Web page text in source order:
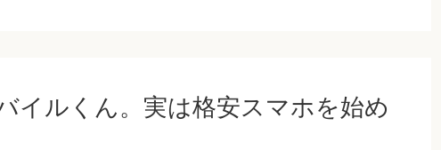
イルくん。実は格安スマホを始め